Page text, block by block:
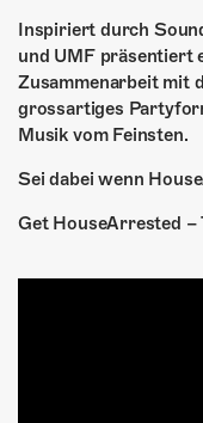
SHOP
Inspiriert durch
und UMF präsentiert
Zusammenarbeit mit
grossartiges
Musik vom Feinsten.
Sei dabei wenn
Get HouseArrested –